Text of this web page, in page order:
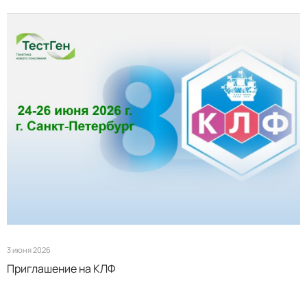
3 июня 2026
Приглашение на КЛФ